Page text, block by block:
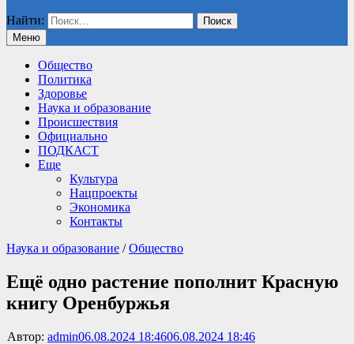
Найти:
Меню
Общество
Политика
Здоровье
Наука и образование
Происшествия
Официально
ПОДКАСТ
Еще
Культура
Нацпроекты
Экономика
Контакты
Наука и образование /Общество
Ещё одно растение пополнит Красную
книгу Оренбуржья
Автор: admin06.08.2024 18:4606.08.2024 18:46